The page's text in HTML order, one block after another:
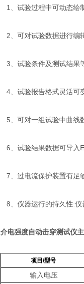
1、试验过程中可动态绘
2、可对试验数据进行编
3、试验条件及测试结果
4、试验报告格式灵活可
5、可对一组试验中曲线
6、试验结果数据可导入
7、过电流保护装置有足
8、仪器运行的持久性:仪
介电强度自动击穿测试仪
项目/型号
输入电压